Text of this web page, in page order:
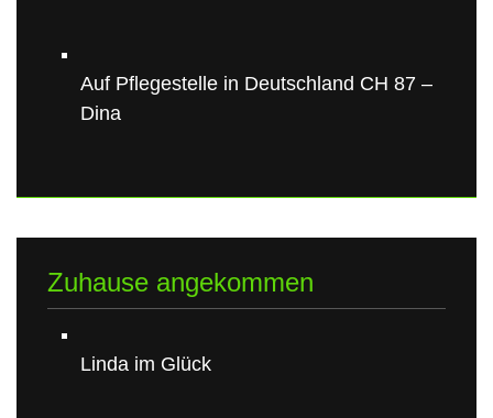
Auf Pflegestelle in Deutschland CH 87 –
Dina
Zuhause angekommen
Linda im Glück